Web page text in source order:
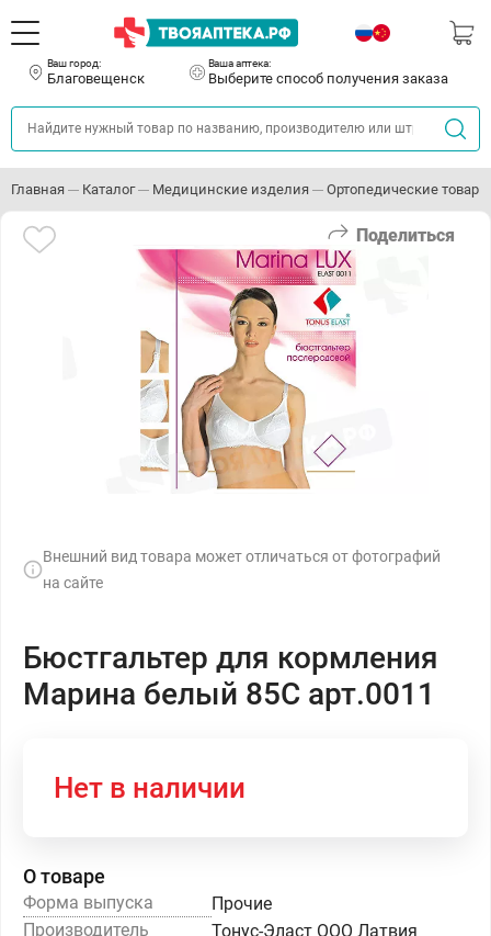
Ваш город:
Благовещенск
Ваша аптека:
Выберите способ получения заказа
Главная Каталог Медицинские изделия Ортопедические товары
Поделиться
Внешний вид товара может отличаться от фотографий
на сайте
Бюстгальтер для кормления
Марина белый 85С арт.0011
Нет в наличии
О товаре
Форма выпуска
Прочие
Производитель
Тонус-Эласт ООО Латвия